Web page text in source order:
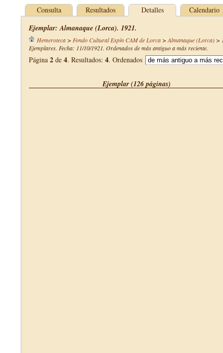
Consulta Resultados Detalles Calendario
Ejemplar: Almanaque (Lorca). 1921.
Hemeroteca> Fondo Cultural Espín CAM de Lorca> Almanaque (Lorca)>
Ejemplares. Fecha: 11/10/1921. Ordenados de más antiguo a más reciente.
Página 2 de 4. Resultados: 4. Ordenados
Ejemplar (126 páginas)